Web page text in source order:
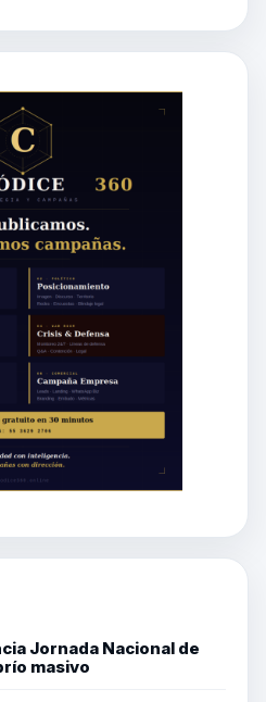
Jornada Nacional de
masivo